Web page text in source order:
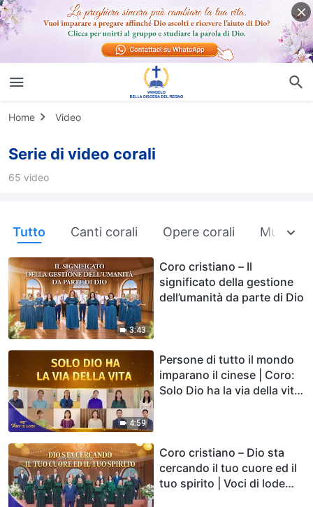
Home Video
Serie di video corali
65 video
Tutto Canti corali Opere corali Musical
3:43
Coro cristiano – Il
significato della gestione
dell’umanità da parte di Dio
4:59
Persone di tutto il mondo
imparano il cinese | Coro:
Solo Dio ha la via della vita
Coro cristiano – Dio sta
cercando il tuo cuore ed il
tuo spirito | Voci di lode